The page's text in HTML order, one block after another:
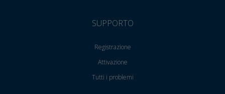
SUPPORTO
Registrazione
Attivazione
Tutti i problemi